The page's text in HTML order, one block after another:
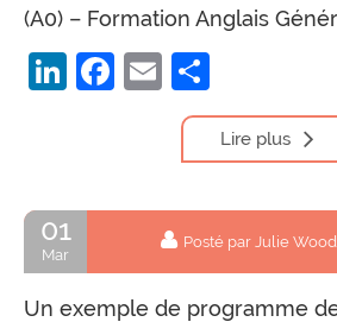
(A0) – Formation Anglais
LinkedIn
Facebook
Email
Lire plus
01
Mar
Posté par Julie
Un exemple de programme